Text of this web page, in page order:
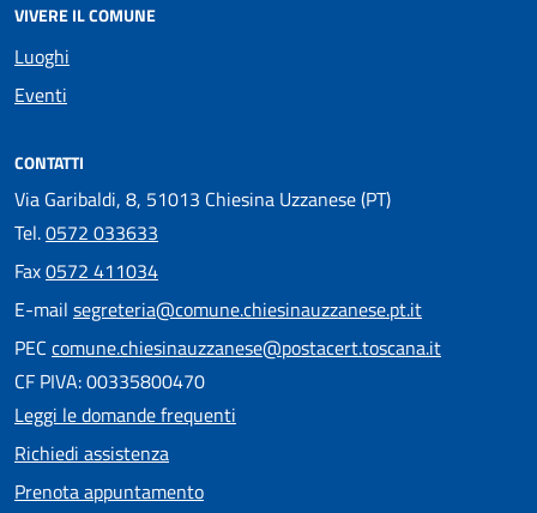
VIVERE IL COMUNE
Luoghi
Eventi
CONTATTI
Via Garibaldi, 8, 51013 Chiesina Uzzanese (PT)
Tel.0572 033633
Fax0572 411034
E-mail segreteria@comune.chiesinauzzanese.pt.it
PEC comune.chiesinauzzanese@postacert.toscana.it
CF PIVA: 00335800470
Leggi le domande frequenti
Richiedi assistenza
Prenota appuntamento